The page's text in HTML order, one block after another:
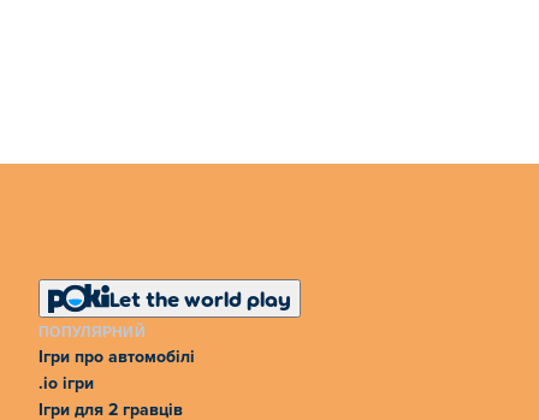
Let the world play
ПОПУЛЯРНИЙ
Ігри про автомобілі
.io ігри
Ігри для 2 гравців